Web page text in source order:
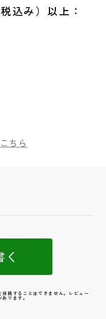
込み）以上：
こちら
稿することはできません。レビュー
ります。